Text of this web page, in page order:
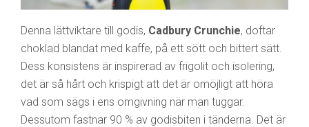
Denna lättviktare till godis, Cadbury Crunchie, doftar
choklad blandat med kaffe, på ett sött och bittert sätt.
Dess konsistens är inspirerad av frigolit och isolering,
det är så hårt och krispigt att det är omöjligt att höra
vad som sägs i ens omgivning när man tuggar.
Dessutom fastnar 90 % av godisbiten i tänderna. Det är